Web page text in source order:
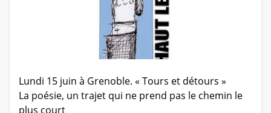
Lundi 15 juin à Grenoble. « Tours et détours »
La poésie, un trajet qui ne prend pas le chemin le
plus court